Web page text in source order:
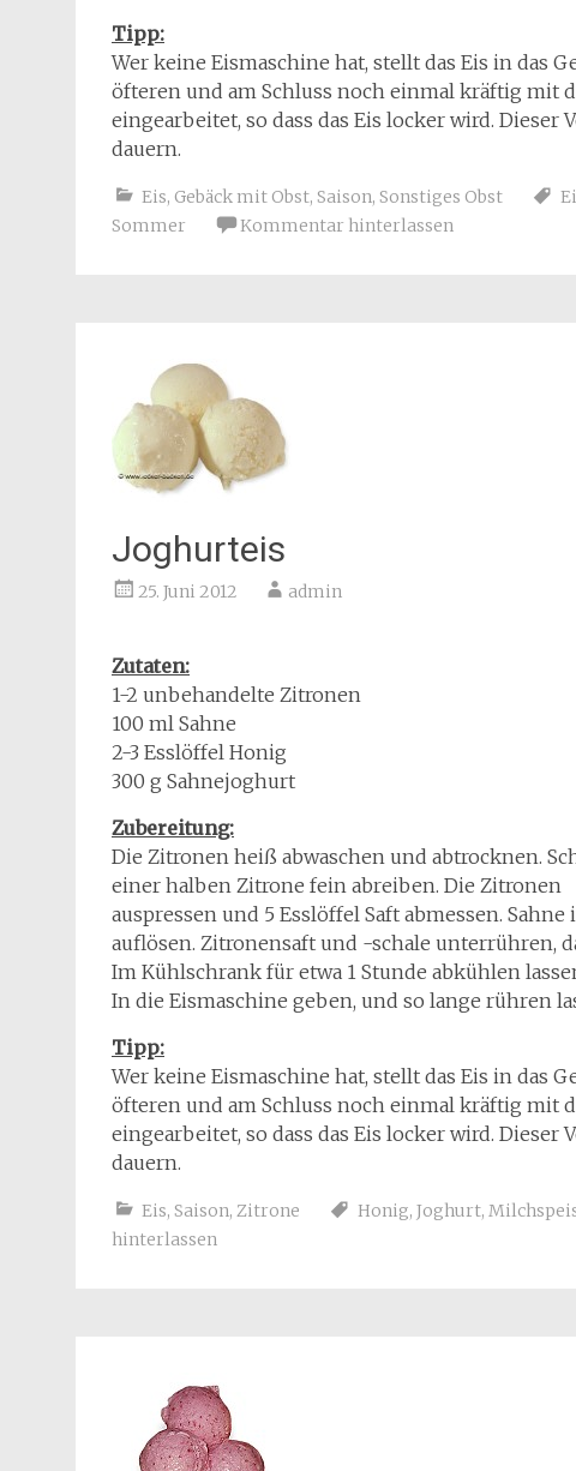
Tipp:
Wer keine Eismaschine hat, stellt das Eis in das
öfteren und am Schluss noch einmal kräftig mit
eingearbeitet, so dass das Eis locker wird. Dieser
dauern.
Eis, Gebäck mit Obst, Saison, Sonstiges Obst
Sommer
Kommentar hinterlassen
Joghurteis
25. Juni 2012 admin
Zutaten:
1-2 unbehandelte Zitronen
100 ml Sahne
2-3 Esslöffel Honig
300 g Sahnejoghurt
Zubereitung:
Die Zitronen heiß abwaschen und abtrocknen.
einer halben Zitrone fein abreiben. Die Zitronen
auspressen und 5 Esslöffel Saft abmessen.
auflösen. Zitronensaft und -schale unterrühren,
Im Kühlschrank für etwa 1 Stunde abkühlen
In die Eismaschine geben, und so lange rühren
Tipp:
Wer keine Eismaschine hat, stellt das Eis in das
öfteren und am Schluss noch einmal kräftig mit
eingearbeitet, so dass das Eis locker wird. Dieser
dauern.
Eis, Saison, Zitrone Honig, Joghurt,
hinterlassen